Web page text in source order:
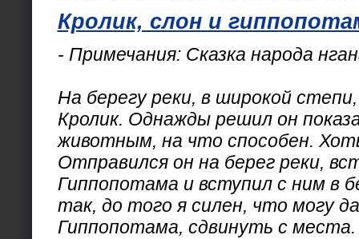
Кролик, слон и
- Примечания: Cказка народа
На берегу реки, в широкой
Кролик. Однажды решил он
животным, на что способен.
Отправился он на берег реки,
Гиппопотама и вступил с ним в
так, до того я силен, что могу
Гиппопотама, сдвинуть с места.